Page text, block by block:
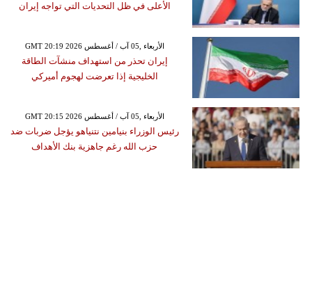
الأعلى في ظل التحديات التي تواجه إيران
GMT 20:19 2026 الأربعاء ,05 آب / أغسطس
إيران تحذر من استهداف منشآت الطاقة
الخليجية إذا تعرضت لهجوم أميركي
GMT 20:15 2026 الأربعاء ,05 آب / أغسطس
رئيس الوزراء بنيامين نتنياهو يؤجل ضربات ضد
حزب الله رغم جاهزية بنك الأهداف